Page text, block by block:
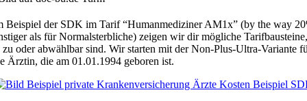
Beispiel der SDK im Tarif “Humanmediziner AM1x” (by the way
als für Normalsterbliche) zeigen wir dir mögliche
zu oder abwählbar sind. Wir starten mit der Non-Plus-Ultra-Variante
Ärztin, die am 01.01.1994 geboren ist.